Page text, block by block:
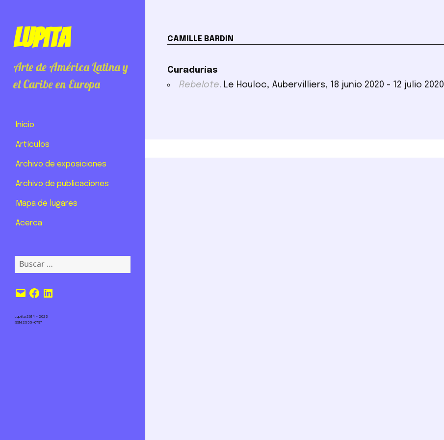
Lupita
Arte de América Latina y
el Caribe en Europa
Inicio
Artículos
Archivo de exposiciones
Archivo de publicaciones
Mapa de lugares
Acerca
Buscar:
Correo
electrónico
Facebook
LinkedIn
Lupita 2014 – 2023
ISSN 2555-6797
CAMILLE BARDIN
Curadurías
Rebelote. Le Houloc, Aubervilliers, 18 junio 2020 - 12 julio 2020